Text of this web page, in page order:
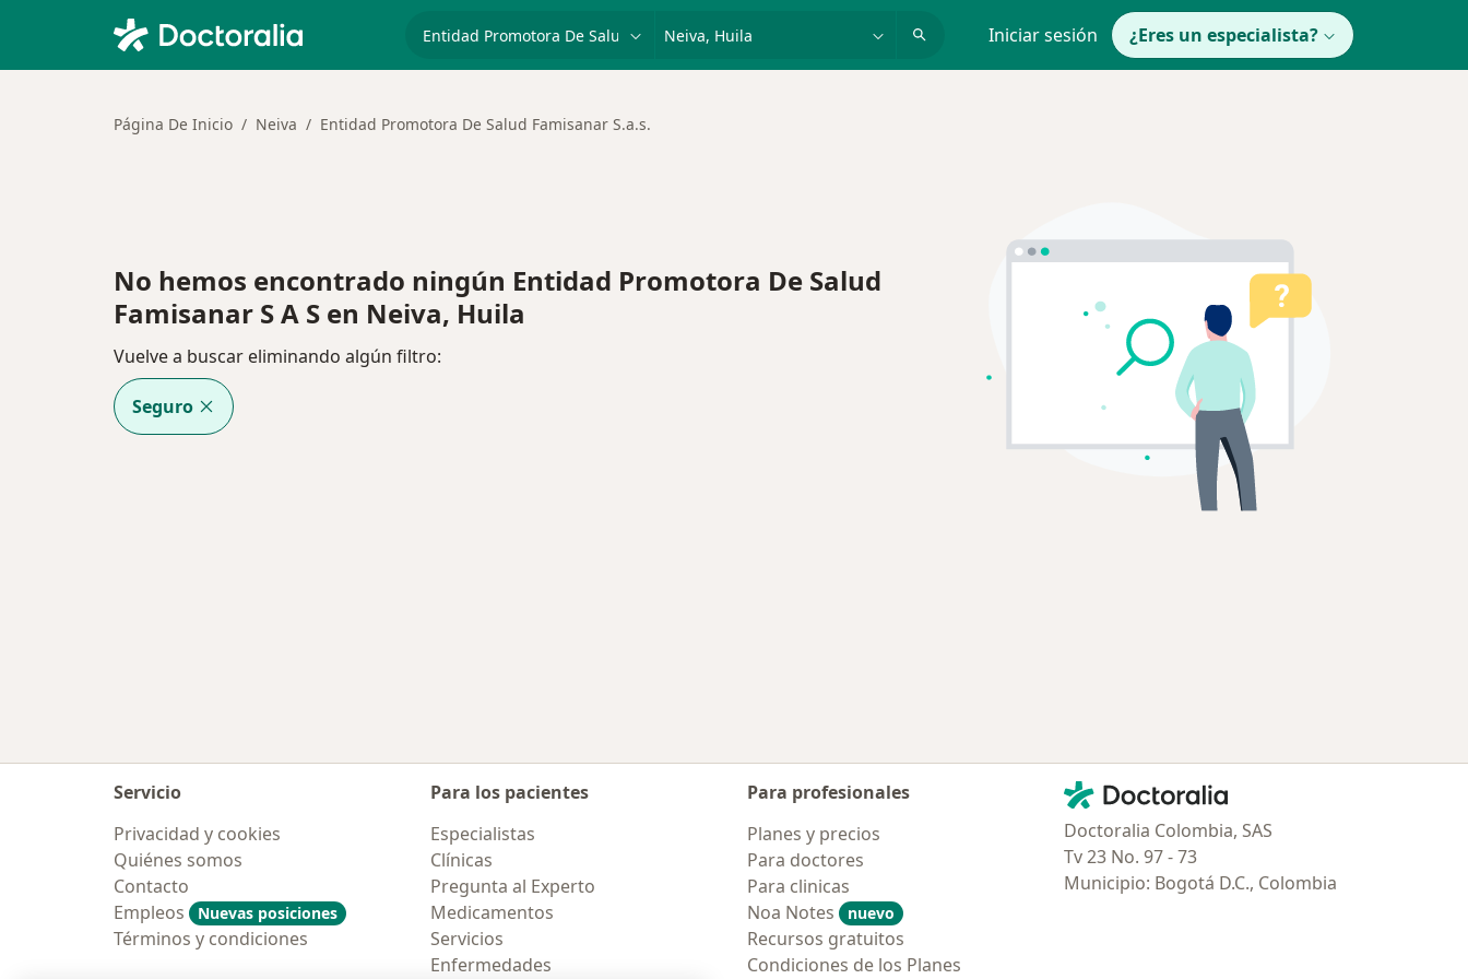
Iniciar sesión ¿Eres un especialista?
Página De Inicio Neiva Entidad Promotora De Salud Famisanar S.a.s.
No hemos encontrado ningún Entidad Promotora De Salud
Famisanar S A S en Neiva, Huila
Vuelve a buscar eliminando algún filtro:
Seguro
Servicio
Privacidad y cookies
Quiénes somos
Contacto
Empleos
Nuevas posiciones
Términos y condiciones
Para los pacientes
Especialistas
Clínicas
Pregunta al Experto
Medicamentos
Servicios
Enfermedades
Para profesionales
Planes y precios
Para doctores
Para clinicas
Noa Notes
nuevo
Recursos gratuitos
Condiciones de los Planes
Contacto
Doctoralia - Página de inicio
Doctoralia Colombia, SAS
Tv 23 No. 97 - 73
Municipio: Bogotá D.C., Colombia